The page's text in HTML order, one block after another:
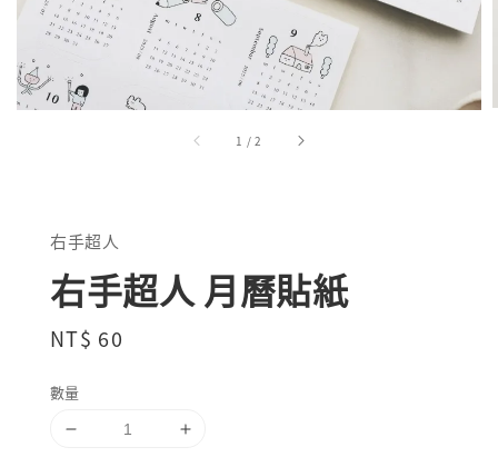
1 /2
右手超人
右手超人 月曆貼紙
Regular
NT$ 60
數量